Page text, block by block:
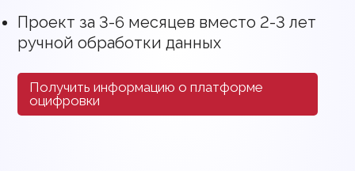
Проект за 3-6 месяцев вместо 2-3 лет
ручной обработки данных
Получить информацию о платформе
оцифровки